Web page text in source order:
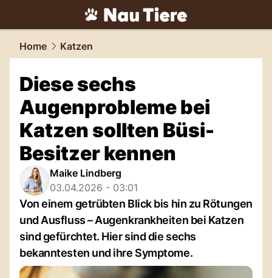
tiere.NAU.ch
Home Katzen
Diese sechs
Augenprobleme bei
Katzen sollten Büsi-
Besitzer kennen
Maike Lindberg
03.04.2026 - 03:01
Von einem getrübten Blick bis hin zu Rötungen
und Ausfluss – Augenkrankheiten bei Katzen
sind gefürchtet. Hier sind die sechs
bekanntesten und ihre Symptome.